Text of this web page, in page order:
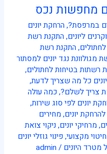
מחפשות נכס
במרפסת?,הרחקת יונים
ליונים,התקנת רשת
,התקנת רשת
מגולוונת נגד יונים למסתור
רשתות בטיחות לחתולים,
כל מה שצריך לדעת,
צריך לשלם?,כמה עולה
יונים לפי סוג שירות,
יונים,מחירים
,מרחיקי יונים,ניקוי צואת
מקצועי,פינוי גוזלי יונים
מטרד היונים /
admin